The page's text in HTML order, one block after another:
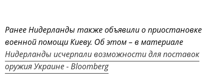
Ранее Нидерланды также объявили о приостановке
военной помощи Киеву. Об этом – в материале
Нидерланды исчерпали возможности для поставок
оружия Украине - Bloomberg